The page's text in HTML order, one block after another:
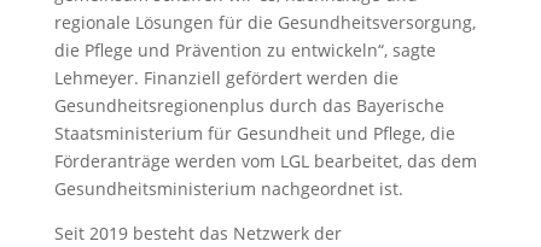
regionale Lösungen für die Gesundheitsversorgung,
die Pflege und Prävention zu entwickeln“, sagte
Lehmeyer. Finanziell gefördert werden die
Gesundheitsregionenplus durch das Bayerische
Staatsministerium für Gesundheit und Pflege, die
Förderanträge werden vom LGL bearbeitet, das dem
Gesundheitsministerium nachgeordnet ist.
Seit 2019 besteht das Netzwerk der